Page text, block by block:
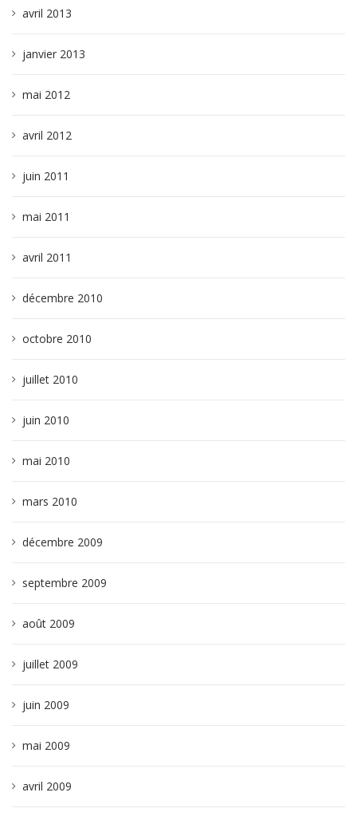
avril 2013
janvier 2013
mai 2012
avril 2012
juin 2011
mai 2011
avril 2011
décembre 2010
octobre 2010
juillet 2010
juin 2010
mai 2010
mars 2010
décembre 2009
septembre 2009
août 2009
juillet 2009
juin 2009
mai 2009
avril 2009